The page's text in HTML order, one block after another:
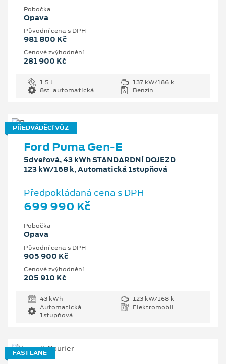
Pobočka
Opava
Původní cena s DPH
981 800 Kč
Cenové zvýhodnění
281 900 Kč
1.5 l
137 kW/186 k
8st. automatická
Benzín
PŘEDVÁDĚCÍ VŮZ
Ford Puma Gen-E
5dveřová, 43 kWh STANDARDNÍ DOJEZD
123 kW/168 k, Automatická 1stupňová
Předpokládaná cena s DPH
699 990 Kč
Pobočka
Opava
Původní cena s DPH
905 900 Kč
Cenové zvýhodnění
205 910 Kč
43 kWh
123 kW/168 k
Automatická
1stupňová
Elektromobil
FAST LANE